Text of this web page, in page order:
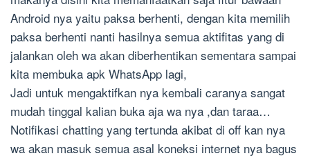
Android nya yaitu paksa berhenti, dengan kita memilih
paksa berhenti nanti hasilnya semua aktifitas yang di
jalankan oleh wa akan diberhentikan sementara sampai
kita membuka apk WhatsApp lagi,
Jadi untuk mengaktifkan nya kembali caranya sangat
mudah tinggal kalian buka aja wa nya ,dan taraa…
Notifikasi chatting yang tertunda akibat di off kan nya
wa akan masuk semua asal koneksi internet nya bagus